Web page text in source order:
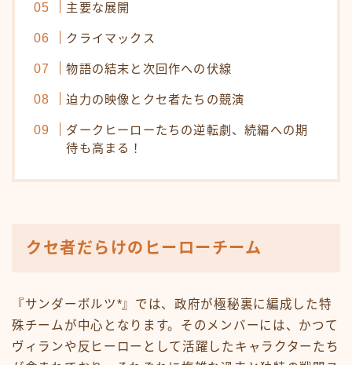
主要な展開
クライマックス
物語の結末と次回作への伏線
迫力の映像とクセ者たちの競演
ダークヒーローたちの逆転劇、続編への期
待も高まる！
クセ者だらけのヒーローチーム
『サンダーボルツ*』では、政府が極秘裏に編成した特
殊チームが中心となります。そのメンバーには、かつて
ヴィランや反ヒーローとして活躍したキャラクターたち